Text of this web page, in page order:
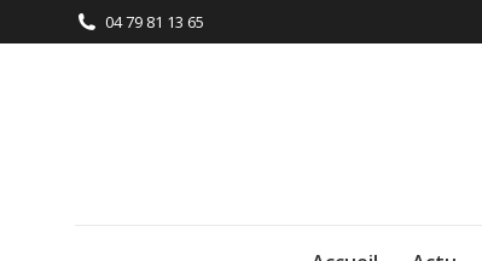
04 79 81 13 65